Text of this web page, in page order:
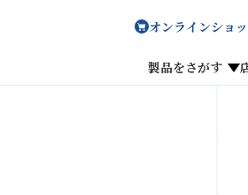
オンラインショ
製品をさがす